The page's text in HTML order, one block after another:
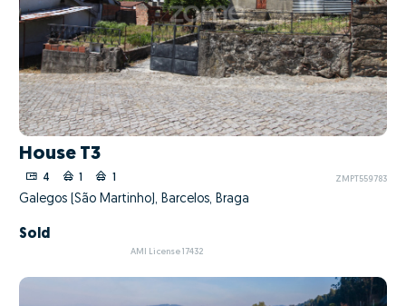
House T3
4 ZMPT559783
Galegos (São Martinho), Barcelos, Braga
Sold
AMI License 17432